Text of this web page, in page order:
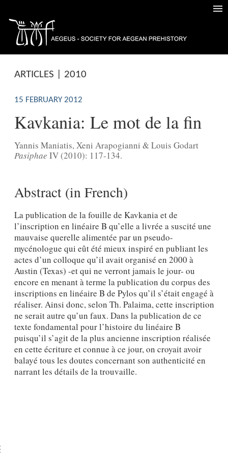
ARTICLES | 2010
15 FEBRUARY 2012
Kavkania: Le mot de la fin
Yannis Maniatis, Xeni Arapogianni & Louis Godart
Pasiphae IV (2010): 117-134.
Abstract (in French)
La publication de la fouille de Kavkania et de
l’inscription en linéaire B qu’elle a livrée a suscité une
mauvaise querelle alimentée par un pseudo-
mycénologue qui eût été mieux inspiré en publiant les
actes d’un colloque qu’il avait organisé en 2000 à
Austin (Texas) -et qui ne verront jamais le jour- ou
encore en menant à terme la publication du corpus des
inscriptions en linéaire B de Pylos qu’il s’était engagé à
réaliser. Ainsi donc, selon Th. Palaima, cette inscription
ne serait autre qu’un faux. Dans la publication de ce
texte fondamental pour l’histoire du linéaire B
puisqu’il s’agit de la plus ancienne inscription réalisée
en cette écriture et connue à ce jour, on croyait avoir
balayé tous les doutes concernant son authenticité en
narrant les détails de la trouvaille.